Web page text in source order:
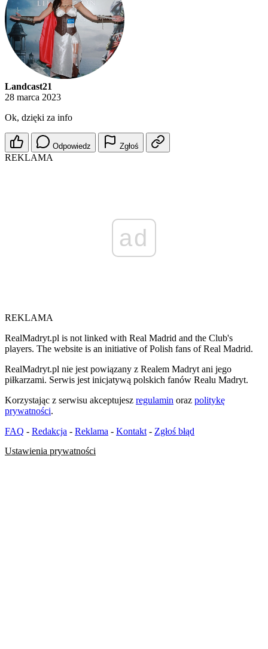
Landcast21
28 marca 2023
Ok, dzięki za info
Odpowiedz Zgłoś
REKLAMA
ad
REKLAMA
RealMadryt.pl is not linked with Real Madrid and the Club's
players. The website is an initiative of Polish fans of Real Madrid.
RealMadryt.pl nie jest powiązany z Realem Madryt ani jego
piłkarzami. Serwis jest inicjatywą polskich fanów Realu Madryt.
Korzystając z serwisu akceptujesz regulamin oraz politykę
prywatności.
FAQ - Redakcja - Reklama - Kontakt - Zgłoś błąd
Ustawienia prywatności